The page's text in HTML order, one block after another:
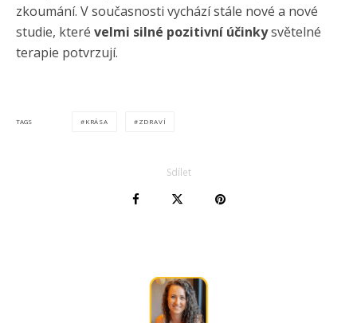
zkoumání. V současnosti vychází stále nové a nové
studie, které velmi silné pozitivní účinkysvětelné
terapie potvrzují.
TAGS KRÁSA ZDRAVÍ
Sdílet